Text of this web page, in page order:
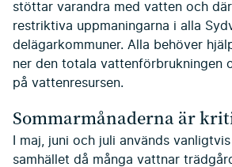
stöttar varandra med vatten och
restriktiva uppmaningarna i alla
delägarkommuner. Alla behöver
ner den totala vattenförbrukningen
på vattenresursen.
Sommarmånaderna är
I maj, juni och juli används
samhället då många vattnar